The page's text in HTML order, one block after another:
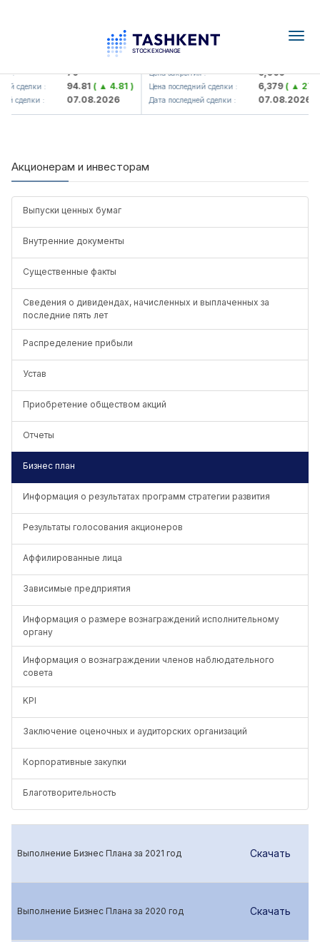
: 79
сделки : 94.81( ▲ 4.81 )
сделки : 07.08.2026
UZMK (<O'zmetkombinat> AJ)
Цена закрытия : 6,099
Цена последний сделки : 6,379( ▲
Дата последней сделки : 07.08.2026
Акционерам и инвесторам
Выпуски ценных бумаг
Внутренние документы
Существенные факты
Сведения о дивидендах, начисленных и выплаченных за
последние пять лет
Распределение прибыли
Устав
Приобретение обществом акций
Отчеты
Бизнес план
Информация о результатах программ стратегии развития
Результаты голосования акционеров
Аффилированные лица
Зависимые предприятия
Информация о размере вознаграждений исполнительному
органу
Информация о вознаграждении членов наблюдательного
совета
KPI
Заключение оценочных и аудиторских организаций
Корпоративные закупки
Благотворительность
Выполнение Бизнес Плана за 2021 год Скачать
Выполнение Бизнес Плана за 2020 год Скачать